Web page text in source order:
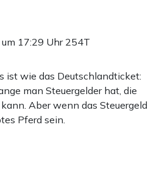
17:29 Uhr 254T
ist wie das Deutschlandticket:
man Steuergelder hat, die
Aber wenn das Steuergeld
Pferd sein.